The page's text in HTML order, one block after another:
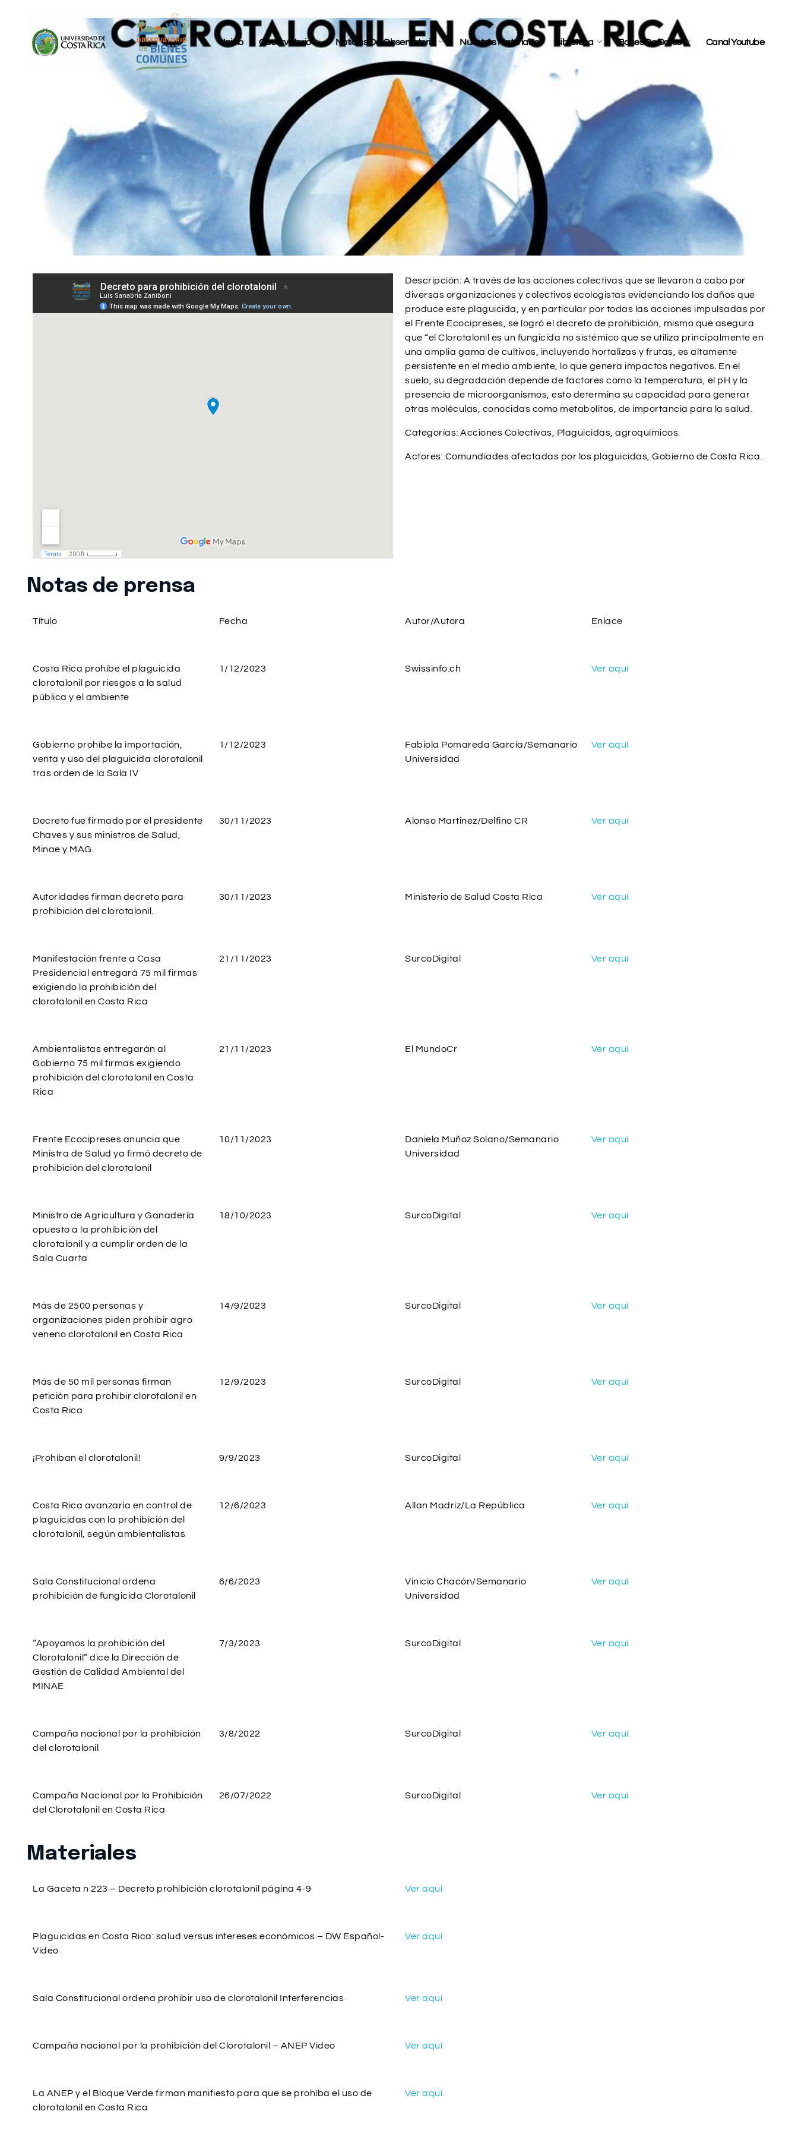
Inicio Observatorio Noticias Del Observatorio Nuestros Materiales Biblioteca Bases De Datos Canal Youtube
Descripción: A través de las acciones colectivas que se llevaron a cabo por
diversas organizaciones y colectivos ecologistas evidenciando los daños que
produce este plaguicida, y en particular por todas las acciones impulsadas por
el Frente Ecocipreses, se logró el decreto de prohibición, mismo que asegura
que “el Clorotalonil es un fungicida no sistémico que se utiliza principalmente en
una amplia gama de cultivos, incluyendo hortalizas y frutas, es altamente
persistente en el medio ambiente, lo que genera impactos negativos. En el
suelo, su degradación depende de factores como la temperatura, el pH y la
presencia de microorganismos, esto determina su capacidad para generar
otras moléculas, conocidas como metabolitos, de importancia para la salud.
Categorías: Acciones Colectivas, Plaguicidas, agroquímicos.
Actores: Comundiades afectadas por los plaguicidas, Gobierno de Costa Rica.
Notas de prensa
Título Fecha Autor/Autora Enlace
Costa Rica prohíbe el plaguicida
clorotalonil por riesgos a la salud
pública y el ambiente
1/12/2023 Swissinfo.ch Ver aquí
Gobierno prohíbe la importación,
venta y uso del plaguicida clorotalonil
tras orden de la Sala IV
1/12/2023
Fabiola Pomareda García/Semanario
Universidad
Ver aquí
Decreto fue firmado por el presidente
Chaves y sus ministros de Salud,
Minae y MAG.
30/11/2023 Alonso Martinez/Delfino CR Ver aquí
Autoridades firman decreto para
prohibición del clorotalonil.
30/11/2023 Ministerio de Salud Costa Rica Ver aquí
Manifestación frente a Casa
Presidencial entregará 75 mil firmas
exigiendo la prohibición del
clorotalonil en Costa Rica
21/11/2023 SurcoDigital Ver aquí
Ambientalistas entregarán al
Gobierno 75 mil firmas exigiendo
prohibición del clorotalonil en Costa
Rica
21/11/2023 El MundoCr Ver aquí
Frente Ecocipreses anuncia que
Ministra de Salud ya firmó decreto de
prohibición del clorotalonil
10/11/2023
Daniela Muñoz Solano/Semanario
Universidad
Ver aquí
Ministro de Agricultura y Ganadería
opuesto a la prohibición del
clorotalonil y a cumplir orden de la
Sala Cuarta
18/10/2023 SurcoDigital Ver aquí
Más de 2500 personas y
organizaciones piden prohibir agro
veneno clorotalonil en Costa Rica
14/9/2023 SurcoDigital Ver aquí
Más de 50 mil personas firman
petición para prohibir clorotalonil en
Costa Rica
12/9/2023 SurcoDigital Ver aquí
¡Prohíban el clorotalonil! 9/9/2023 SurcoDigital Ver aquí
Costa Rica avanzaría en control de
plaguicidas con la prohibición del
clorotalonil, según ambientalistas
12/6/2023 Allan Madriz/La República Ver aquí
Sala Constitucional ordena
prohibición de fungicida Clorotalonil
6/6/2023
Vinicio Chacón/Semanario
Universidad
Ver aquí
“Apoyamos la prohibición del
Clorotalonil” dice la Dirección de
Gestión de Calidad Ambiental del
MINAE
7/3/2023 SurcoDigital Ver aquí
Campaña nacional por la prohibición
del clorotalonil
3/8/2022 SurcoDigital Ver aquí
Campaña Nacional por la Prohibición
del Clorotalonil en Costa Rica
26/07/2022 SurcoDigital Ver aquí
Materiales
La Gaceta n 223 – Decreto prohibición clorotalonil página 4-9 Ver aquí
Plaguicidas en Costa Rica: salud versus intereses económicos – DW Español-
Video
Ver aquí
Sala Constitucional ordena prohibir uso de clorotalonil Interferencias Ver aquí
Campaña nacional por la prohibición del Clorotalonil – ANEP Video Ver aquí
La ANEP y el Bloque Verde firman manifiesto para que se prohíba el uso de
clorotalonil en Costa Rica
Ver aquí